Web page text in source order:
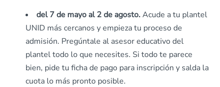
del 7 de mayo al 2 de agosto.Acude a tu plantel
UNID más cercanos y empieza tu proceso de
admisión. Pregúntale al asesor educativo del
plantel todo lo que necesites. Si todo te parece
bien, pide tu ficha de pago para inscripción y salda la
cuota lo más pronto posible.